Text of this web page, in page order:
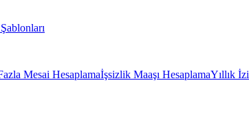
Mesai Hesaplamaİşsizlik Maaşı HesaplamaYıllık